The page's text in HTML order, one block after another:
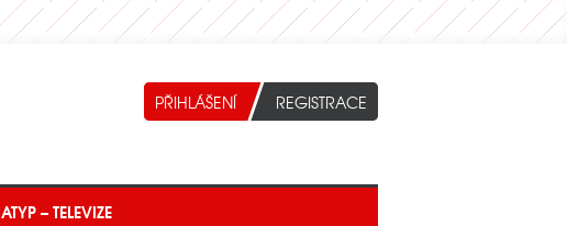
– TELEVIZE